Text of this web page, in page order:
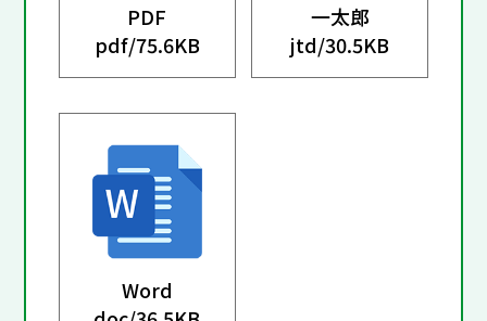
PDF
pdf/75.6KB
一太郎
jtd/30.5KB
Word